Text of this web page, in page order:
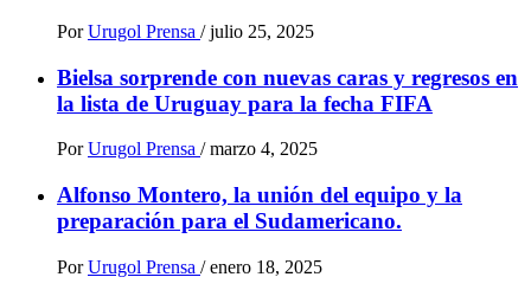
Por Urugol Prensa / julio 25, 2025
Bielsa sorprende con nuevas caras y regresos en
la lista de Uruguay para la fecha FIFA
Por Urugol Prensa / marzo 4, 2025
Alfonso Montero, la unión del equipo y la
preparación para el Sudamericano.
Por Urugol Prensa / enero 18, 2025